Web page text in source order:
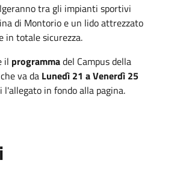
tra gli impianti sportivi
di Montorio e un lido attrezzato
in totale sicurezza.
il programmadel Campus della
che va da Lunedì 21 a Venerdì 25
l'allegato in fondo alla pagina.